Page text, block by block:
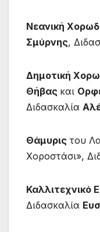
Νεανική
Σμύρνης,
Δημοτική
Θήβας και
Διδασκαλία
Θάμυρις του
Χοροστάσι»,
Καλλιτεχνικό
Διδασκαλία